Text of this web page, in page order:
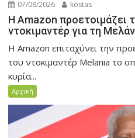
07/08/2026 kostas
Η Amazon προετοιμάζει
ντοκιμαντέρ για τη
Η Amazon επιταχύνει την
του ντοκιμαντέρ Melania το
κυρία...
Αρχική